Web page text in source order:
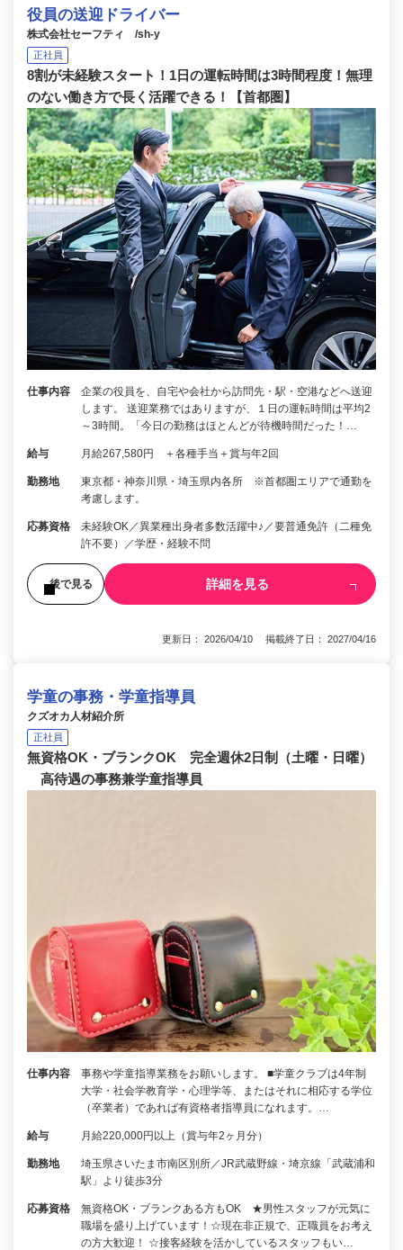
役員の送迎ドライバー
株式会社セーフティ /sh-y
正社員
8割が未経験スタート！1日の運転時間は3時間程度！無理
のない働き方で長く活躍できる！【首都圏】
仕事内容
企業の役員を、自宅や会社から訪問先・駅・空港などへ送迎
します。 送迎業務ではありますが、１日の運転時間は平均2
～3時間。「今日の勤務はほとんどが待機時間だった！…
給与 月給267,580円 ＋各種手当＋賞与年2回
勤務地
東京都・神奈川県・埼玉県内各所 ※首都圏エリアで通勤を
考慮します。
応募資格
未経験OK／異業種出身者多数活躍中♪／要普通免許（二種免
許不要）／学歴・経験不問
後で見る 詳細を見る
更新日： 2026/04/10 掲載終了日： 2027/04/16
学童の事務・学童指導員
クズオカ人材紹介所
正社員
無資格OK・ブランクOK 完全週休2日制（土曜・日曜）
高待遇の事務兼学童指導員
仕事内容
事務や学童指導業務をお願いします。 ■学童クラブは4年制
大学・社会学教育学・心理学等、またはそれに相応する学位
（卒業者）であれば有資格者指導員になれます。…
給与 月給220,000円以上（賞与年2ヶ月分）
勤務地
埼玉県さいたま市南区別所／JR武蔵野線・埼京線「武蔵浦和
駅」より徒歩3分
応募資格
無資格OK・ブランクある方もOK ★男性スタッフが元気に
職場を盛り上げています！☆現在非正規で、正職員をお考え
の方大歓迎！ ☆接客経験を活かしているスタッフもい…